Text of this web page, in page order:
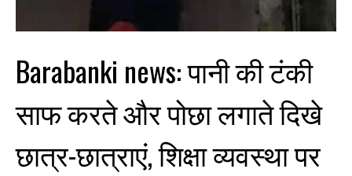
Barabanki news: पानी की टंकी
साफ करते और पोछा लगाते दिखे
छात्र-छात्राएं, शिक्षा व्यवस्था पर